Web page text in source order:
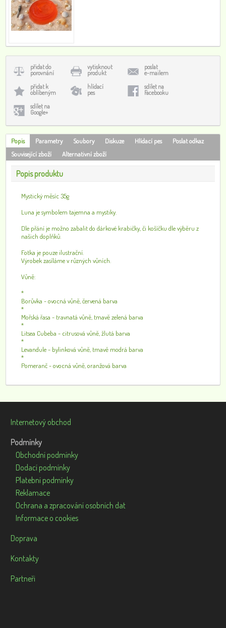
přidat do
porovnání
vytisknout
produkt
poslat
e-mailem
přidat k
oblíbeným
hlídací
pes
sdílet na
Facebooku
sdílet na
Google+
Popis Parametry Soubory Diskuze Hlídací pes
Poslat odkaz
Související zboží
Alternativní zboží
Popis produktu
Mystický měsíc 35g
Luna je symbolem tajemna a mystiky.
Dle přání je možno zabalit do dárkové krabičky, či košíčku dle výběru z
našich doplňků.
Fotka je pouze ilustrační.
Výrobek zasíláme v různých vůních.
Vůně:
*
Borůvka - ovocná vůně, červená barva
*
Mořská řasa - travnatá vůně, tmavě zelená barva
*
Litsea Cubeba - citrusová vůně, žlutá barva
*
Levandule - bylinková vůně, tmavě modrá barva
*
Pomeranč - ovocná vůně, oranžová barva
Internetový obchod
Podmínky
Obchodní podmínky
Dodací podmínky
Platební podmínky
Reklamace
Ochrana a zpracování osobních dat
Informace o cookies
Doprava
Kontakty
Partneři